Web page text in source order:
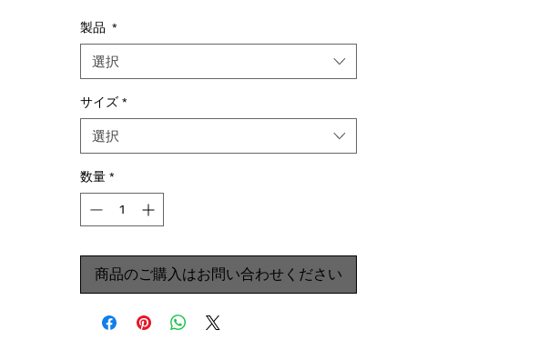
製品 *
選択
サイズ *
選択
数量 *
商品のご購入はお問い合わせください